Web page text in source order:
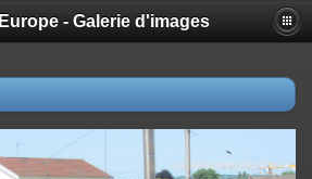
- Galerie d'images